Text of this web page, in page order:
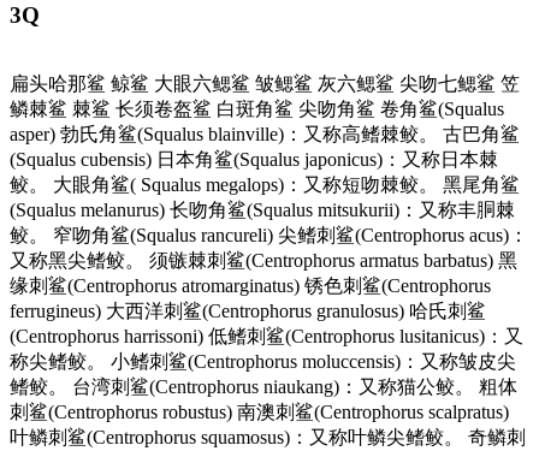
3Q
扁头哈那鲨 鲸鲨 大眼六鳃鲨 皱鳃鲨 灰六鳃鲨 尖吻七鳃鲨 笠
鳞棘鲨 棘鲨 长须卷盔鲨 白斑角鲨 尖吻角鲨 卷角鲨(Squalus
asper) 勃氏角鲨(Squalus blainville)：又称高鳍棘鲛。 古巴角鲨
(Squalus cubensis) 日本角鲨(Squalus japonicus)：又称日本棘
鲛。 大眼角鲨( Squalus megalops)：又称短吻棘鲛。 黑尾角鲨
(Squalus melanurus) 长吻角鲨(Squalus mitsukurii)：又称丰胴棘
鲛。 窄吻角鲨(Squalus rancureli) 尖鳍刺鲨(Centrophorus acus)：
又称黑尖鳍鲛。 须镞棘刺鲨(Centrophorus armatus barbatus) 黑
缘刺鲨(Centrophorus atromarginatus) 锈色刺鲨(Centrophorus
ferrugineus) 大西洋刺鲨(Centrophorus granulosus) 哈氏刺鲨
(Centrophorus harrissoni) 低鳍刺鲨(Centrophorus lusitanicus)：又
称尖鳍鲛。 小鳍刺鲨(Centrophorus moluccensis)：又称皱皮尖
鳍鲛。 台湾刺鲨(Centrophorus niaukang)：又称猫公鲛。 粗体
刺鲨(Centrophorus robustus) 南澳刺鲨(Centrophorus scalpratus)
叶鳞刺鲨(Centrophorus squamosus)：又称叶鳞尖鳍鲛。 奇鳞刺